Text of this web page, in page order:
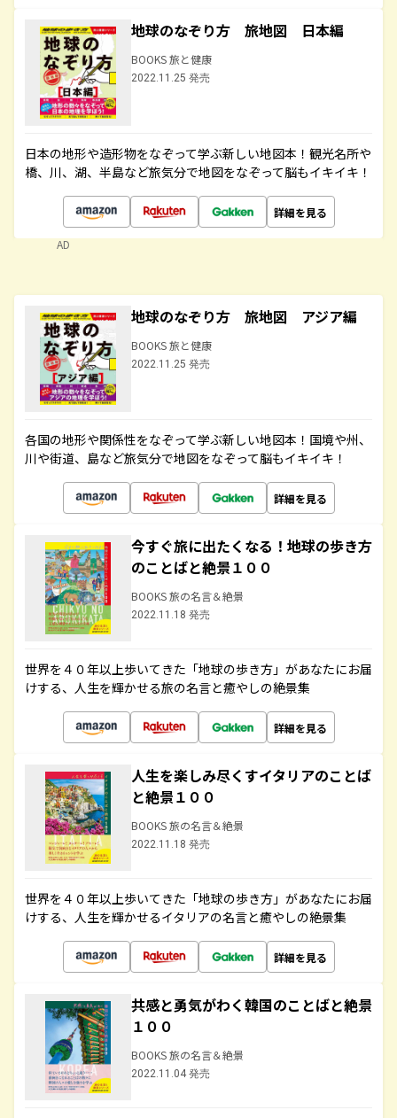
地球のなぞり方 旅地図 日本編
BOOKS 旅と健康
2022.11.25 発売
日本の地形や造形物をなぞって学ぶ新しい地図本！観光名所や
橋、川、湖、半島など旅気分で地図をなぞって脳もイキイキ！
詳細を見る
AD
地球のなぞり方 旅地図 アジア編
BOOKS 旅と健康
2022.11.25 発売
各国の地形や関係性をなぞって学ぶ新しい地図本！国境や州、
川や街道、島など旅気分で地図をなぞって脳もイキイキ！
詳細を見る
今すぐ旅に出たくなる！地球の歩き方
のことばと絶景１００
BOOKS 旅の名言＆絶景
2022.11.18 発売
世界を４０年以上歩いてきた「地球の歩き方」があなたにお届
けする、人生を輝かせる旅の名言と癒やしの絶景集
詳細を見る
人生を楽しみ尽くすイタリアのことば
と絶景１００
BOOKS 旅の名言＆絶景
2022.11.18 発売
世界を４０年以上歩いてきた「地球の歩き方」があなたにお届
けする、人生を輝かせるイタリアの名言と癒やしの絶景集
詳細を見る
共感と勇気がわく韓国のことばと絶景
１００
BOOKS 旅の名言＆絶景
2022.11.04 発売